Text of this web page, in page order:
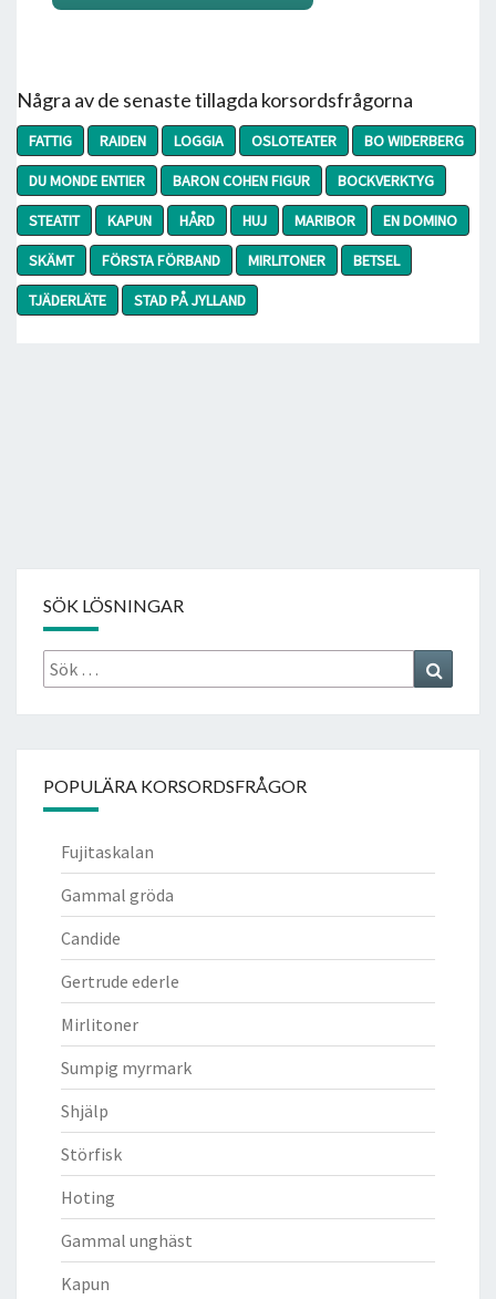
Några av de senaste tillagda korsordsfrågorna
FATTIG RAIDEN LOGGIA OSLOTEATER
BO WIDERBERG
DU MONDE ENTIER
BARON COHEN FIGUR
BOCKVERKTYG
STEATIT
KAPUN HÅRD HUJ MARIBOR
EN DOMINO
SKÄMT
FÖRSTA FÖRBAND MIRLITONER
BETSEL
TJÄDERLÄTE
STAD PÅ JYLLAND
SÖK LÖSNINGAR
Sök
efter:
POPULÄRA KORSORDSFRÅGOR
Fujitaskalan
Gammal gröda
Candide
Gertrude ederle
Mirlitoner
Sumpig myrmark
Shjälp
Störfisk
Hoting
Gammal unghäst
Kapun